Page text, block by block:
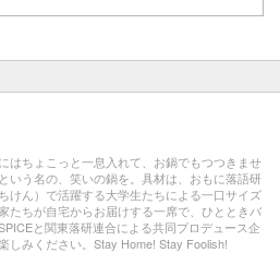
はちょこっと一息入れて、お鍋でもつつきませ
いう名の、笑いの鍋を。具材は、おもに落語研
けん）で活躍する大学生たちによる一口サイズ
たちが自宅からお届けする一席で、ひとときバ
と関東落研連合による共同プロデュース企
しみください。Stay Home! Stay Foolish!